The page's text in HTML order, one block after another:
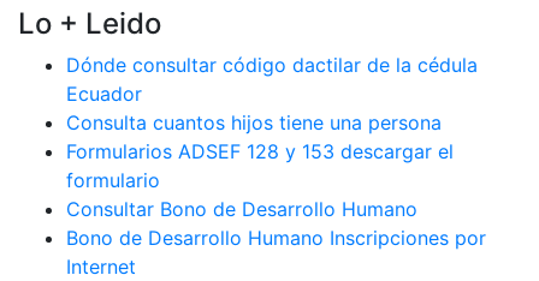
Lo + Leido
Dónde consultar código dactilar de la cédula
Ecuador
Consulta cuantos hijos tiene una persona
Formularios ADSEF 128 y 153 descargar el
formulario
Consultar Bono de Desarrollo Humano
Bono de Desarrollo Humano Inscripciones por
Internet